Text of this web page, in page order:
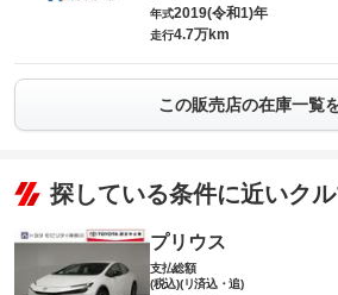
年式2019(令和1)年
走行4.7万km
この販売店の在庫一覧
探している条件に近いク
プリウス
支払総額
(税込)(リ済込・追)